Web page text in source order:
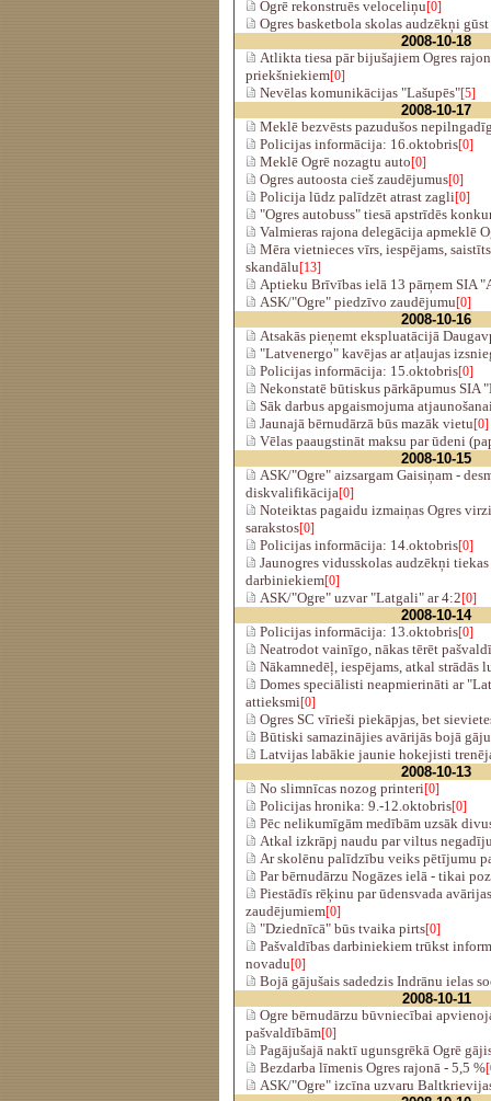
Ogrē rekonstruēs veloceliņu[0]
Ogres basketbola skolas audzēkņi gūst
2008-10-18
Atlikta tiesa pār bijušajiem Ogres
priekšniekiem[0]
Nevēlas komunikācijas "Lašupēs"[5]
2008-10-17
Meklē bezvēsts pazudušos
Policijas informācija: 16.oktobris[0]
Meklē Ogrē nozagtu auto[0]
Ogres autoosta cieš zaudējumus[0]
Policija lūdz palīdzēt atrast zagli[0]
"Ogres autobuss" tiesā apstrīdēs
Valmieras rajona delegācija apmeklē
Mēra vietnieces vīrs, iespējams,
skandālu[13]
Aptieku Brīvības ielā 13 pārņem SIA
ASK/"Ogre" piedzīvo zaudējumu[0]
2008-10-16
Atsakās pieņemt ekspluatācijā
"Latvenergo" kavējas ar atļaujas
Policijas informācija: 15.oktobris[0]
Nekonstatē būtiskus pārkāpumus SIA
Sāk darbus apgaismojuma
Jaunajā bērnudārzā būs mazāk vietu[0]
Vēlas paaugstināt maksu par ūdeni
2008-10-15
ASK/"Ogre" aizsargam Gaisiņam -
diskvalifikācija[0]
Noteiktas pagaidu izmaiņas Ogres
sarakstos[0]
Policijas informācija: 14.oktobris[0]
Jaunogres vidusskolas audzēkņi
darbiniekiem[0]
ASK/"Ogre" uzvar "Latgali" ar 4:2[0]
2008-10-14
Policijas informācija: 13.oktobris[0]
Neatrodot vainīgo, nākas tērēt
Nākamnedēļ, iespējams, atkal strādās
Domes speciālisti neapmierināti ar
attieksmi[0]
Ogres SC vīrieši piekāpjas, bet
Būtiski samazinājies avārijās bojā
Latvijas labākie jaunie hokejisti
2008-10-13
No slimnīcas nozog printeri[0]
Policijas hronika: 9.-12.oktobris[0]
Pēc nelikumīgām medībām uzsāk
Atkal izkrāpj naudu par viltus
Ar skolēnu palīdzību veiks pētījumu
Par bērnudārzu Nogāzes ielā - tikai
Piestādīs rēķinu par ūdensvada
zaudējumiem[0]
"Dziednīcā" būs tvaika pirts[0]
Pašvaldības darbiniekiem trūkst
novadu[0]
Bojā gājušais sadedzis Indrānu ielas
2008-10-11
Ogre bērnudārzu būvniecībai
pašvaldībām[0]
Pagājušajā naktī ugunsgrēkā Ogrē
Bezdarba līmenis Ogres rajonā - 5,5 %
ASK/"Ogre" izcīna uzvaru